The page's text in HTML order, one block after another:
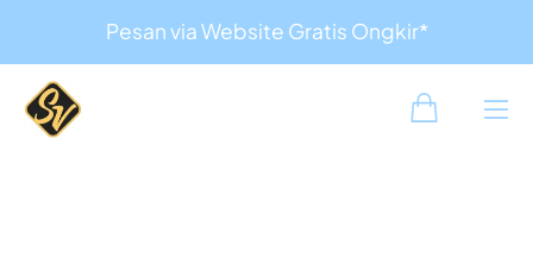
Pesan via Website Gratis Ongkir*